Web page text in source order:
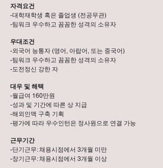
자격요건
-대학재학생 혹은 졸업생 (전공무관)
-팀워크 우수하고 꼼꼼한 성격의 소유자
우대조건
-외국어 능통자 (영어, 아랍어, 또는 중국어)
-팀워크 우수하고 꼼꼼한 성격의 소유자
-도전정신 강한 자
대우 및 해택
-월급여 160만원
-성과 및 기간에 따른 상 지급
-해외인맥 구축 기획
-평가에 따라 우수인턴은 정사원으로 연결 가능
근무기간
-단기근무: 채용시점에서 3개월 미만
-장기근무: 채용시점에서 3개월 이상